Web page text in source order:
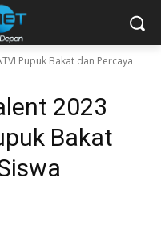
Pupuk Bakat dan Percaya
2023
Bakat